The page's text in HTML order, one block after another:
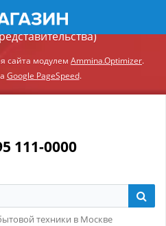
модуля Ammina.Регионы
сайта модулем Ammina.Optimizer.
Google PageSpeed.
111-0000
техники в Москве